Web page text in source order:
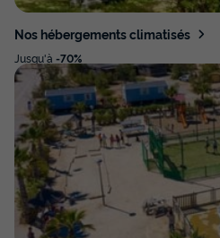
Nos hébergements climatisés
Jusqu'à -70%